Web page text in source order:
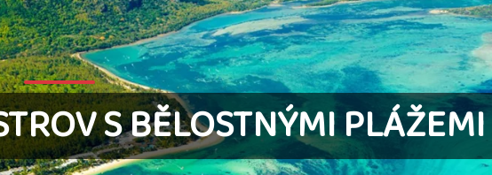
S BĚLOSTNÝMI PLÁŽEMI